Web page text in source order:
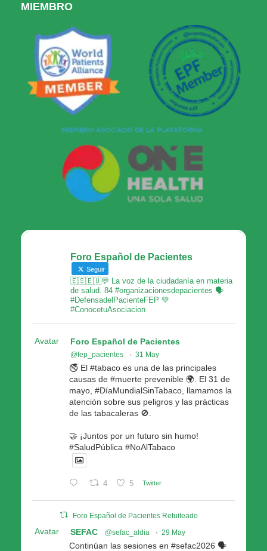
MIEMBRO
Foro Español de Pacientes
Seguir
🇪🇸🇪🇺💬 La voz de la ciudadanía en materia
de salud. 84 #organizacionesdepacientes 🗣
#DefensadelPacienteFEP 💚
#ConocetuAsociacion
Avatar Foro Español de Pacientes
@fep_pacientes · 31 May
🚭 El #tabaco es una de las principales
causas de #muerte prevenible 🌍. El 31 de
mayo, #DíaMundialSinTabaco, llamamos la
atención sobre sus peligros y las prácticas
de las tabacaleras 🚫.
🤝 ¡Juntos por un futuro sin humo!
#SaludPública #NoAlTabaco
4 5 Twitter
Foro Español de Pacientes Retuiteado
Avatar SEFAC @sefac_aldia · 29 May
Continúan las sesiones en #sefac2026 🗣️